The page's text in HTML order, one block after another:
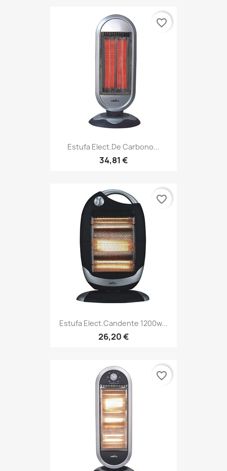
Estufa Elect.de Carbono...
34,81 €
favorite_border
Estufa Elect.candente 1200w...
26,20 €
favorite_border
favorite_border